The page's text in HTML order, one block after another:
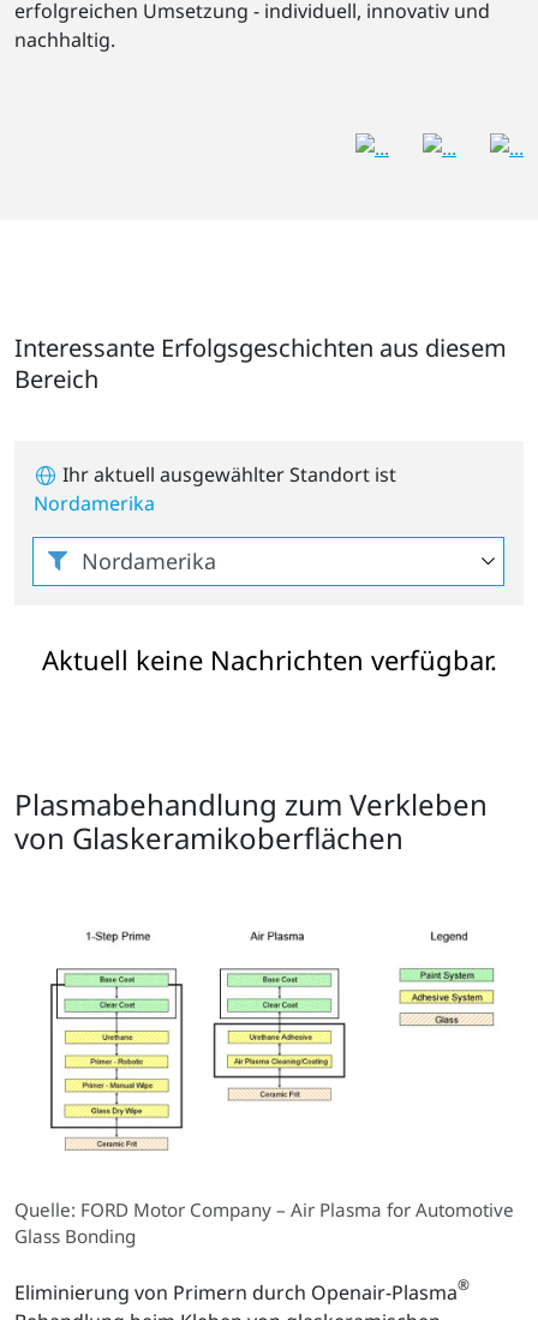
erfolgreichen Umsetzung - individuell, innovativ und
nachhaltig.
Interessante Erfolgsgeschichten aus diesem
Bereich
Ihr aktuell ausgewählter Standort ist
Nordamerika
Aktuell keine Nachrichten verfügbar.
Plasmabehandlung zum Verkleben
von Glaskeramikoberflächen
Quelle: FORD Motor Company – Air Plasma for Automotive
Glass Bonding
Eliminierung von Primern durch Openair-Plasma®